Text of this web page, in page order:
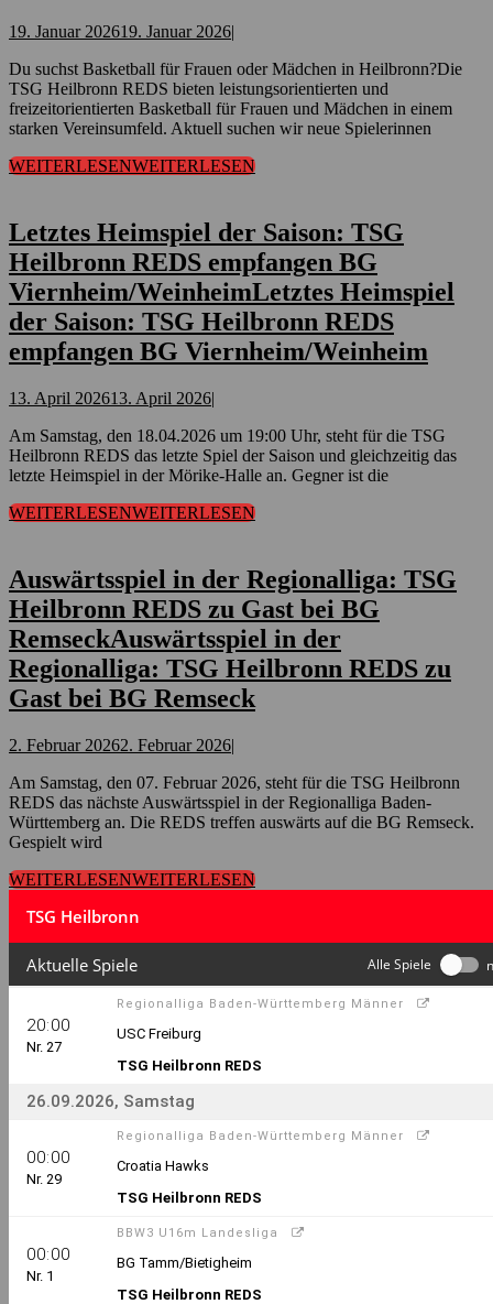
19. Januar 202619. Januar 2026|
Du suchst Basketball für Frauen oder Mädchen in Heilbronn?Die
TSG Heilbronn REDS bieten leistungsorientierten und
freizeitorientierten Basketball für Frauen und Mädchen in einem
starken Vereinsumfeld. Aktuell suchen wir neue Spielerinnen
WEITERLESENWEITERLESEN
Letztes Heimspiel der Saison: TSG
Heilbronn REDS empfangen BG
Viernheim/WeinheimLetztes Heimspiel
der Saison: TSG Heilbronn REDS
empfangen BG Viernheim/Weinheim
13. April 202613. April 2026|
Am Samstag, den 18.04.2026 um 19:00 Uhr, steht für die TSG
Heilbronn REDS das letzte Spiel der Saison und gleichzeitig das
letzte Heimspiel in der Mörike-Halle an. Gegner ist die
WEITERLESENWEITERLESEN
Auswärtsspiel in der Regionalliga: TSG
Heilbronn REDS zu Gast bei BG
RemseckAuswärtsspiel in der
Regionalliga: TSG Heilbronn REDS zu
Gast bei BG Remseck
2. Februar 20262. Februar 2026|
Am Samstag, den 07. Februar 2026, steht für die TSG Heilbronn
REDS das nächste Auswärtsspiel in der Regionalliga Baden-
Württemberg an. Die REDS treffen auswärts auf die BG Remseck.
Gespielt wird
WEITERLESENWEITERLESEN